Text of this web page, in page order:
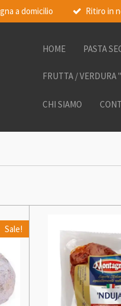
a domicilio Ritiro in
HOME PASTA
FRUTTA / VERDURA
CHI SIAMO
Sale!